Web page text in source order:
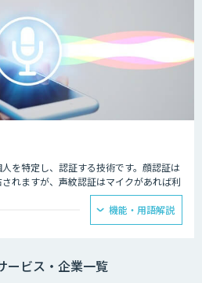
を特定し、認証する技術です。顔認証は
れますが、声紋認証はマイクがあれば利
ほど高くありません。通話など、離れた場
機能・用語解説
ービス・企業一覧